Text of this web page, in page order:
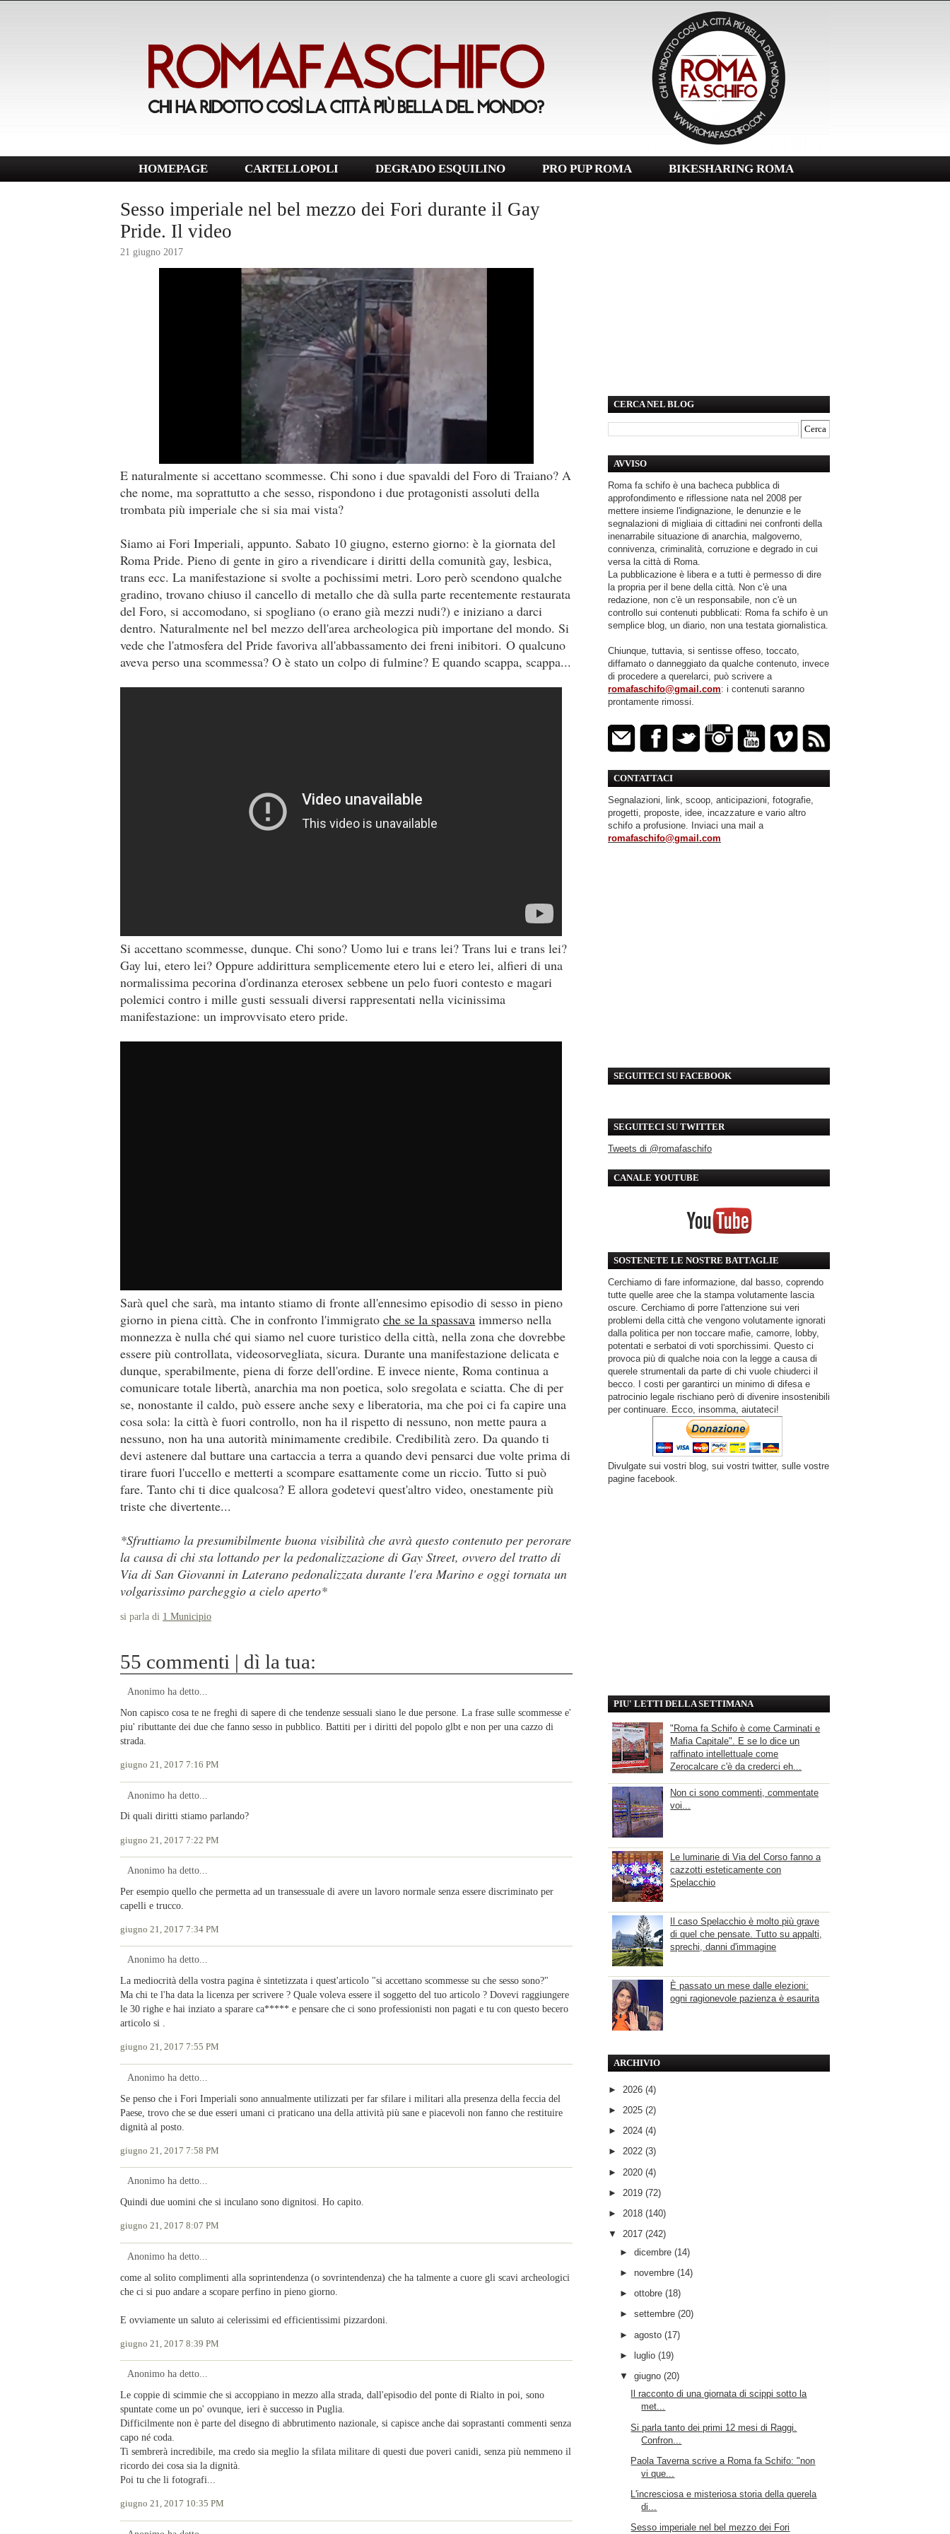
HOMEPAGE CARTELLOPOLI DEGRADO ESQUILINO PRO PUP ROMA BIKESHARING ROMA
Sesso imperiale nel bel mezzo dei Fori durante il Gay
Pride. Il video
21 giugno 2017
E naturalmente si accettano scommesse. Chi sono i due spavaldi del Foro di Traiano? A
che nome, ma soprattutto a che sesso, rispondono i due protagonisti assoluti della
trombata più imperiale che si sia mai vista?
Siamo ai Fori Imperiali, appunto. Sabato 10 giugno, esterno giorno: è la giornata del
Roma Pride. Pieno di gente in giro a rivendicare i diritti della comunità gay, lesbica,
trans ecc. La manifestazione si svolte a pochissimi metri. Loro però scendono qualche
gradino, trovano chiuso il cancello di metallo che dà sulla parte recentemente restaurata
del Foro, si accomodano, si spogliano (o erano già mezzi nudi?) e iniziano a darci
dentro. Naturalmente nel bel mezzo dell'area archeologica più importane del mondo. Si
vede che l'atmosfera del Pride favoriva all'abbassamento dei freni inibitori. O qualcuno
aveva perso una scommessa? O è stato un colpo di fulmine? E quando scappa, scappa...
Si accettano scommesse, dunque. Chi sono? Uomo lui e trans lei? Trans lui e trans lei?
Gay lui, etero lei? Oppure addirittura semplicemente etero lui e etero lei, alfieri di una
normalissima pecorina d'ordinanza eterosex sebbene un pelo fuori contesto e magari
polemici contro i mille gusti sessuali diversi rappresentati nella vicinissima
manifestazione: un improvvisato etero pride.
Sarà quel che sarà, ma intanto stiamo di fronte all'ennesimo episodio di sesso in pieno
giorno in piena città. Che in confronto l'immigrato che se la spassava immerso nella
monnezza è nulla ché qui siamo nel cuore turistico della città, nella zona che dovrebbe
essere più controllata, videosorvegliata, sicura. Durante una manifestazione delicata e
dunque, sperabilmente, piena di forze dell'ordine. E invece niente, Roma continua a
comunicare totale libertà, anarchia ma non poetica, solo sregolata e sciatta. Che di per
se, nonostante il caldo, può essere anche sexy e liberatoria, ma che poi ci fa capire una
cosa sola: la città è fuori controllo, non ha il rispetto di nessuno, non mette paura a
nessuno, non ha una autorità minimamente credibile. Credibilità zero. Da quando ti
devi astenere dal buttare una cartaccia a terra a quando devi pensarci due volte prima di
tirare fuori l'uccello e metterti a scompare esattamente come un riccio. Tutto si può
fare. Tanto chi ti dice qualcosa? E allora godetevi quest'altro video, onestamente più
triste che divertente...
*Sfruttiamo la presumibilmente buona visibilità che avrà questo contenuto per perorare
la causa di chi sta lottando per la pedonalizzazione di Gay Street, ovvero del tratto di
Via di San Giovanni in Laterano pedonalizzata durante l'era Marino e oggi tornata un
volgarissimo parcheggio a cielo aperto*
si parla di 1 Municipio
55 commenti | dì la tua:
Anonimo ha detto...
Non capisco cosa te ne freghi di sapere di che tendenze sessuali siano le due persone. La frase sulle scommesse e'
piu' ributtante dei due che fanno sesso in pubblico. Battiti per i diritti del popolo glbt e non per una cazzo di
strada.
giugno 21, 2017 7:16 PM
Anonimo ha detto...
Di quali diritti stiamo parlando?
giugno 21, 2017 7:22 PM
Anonimo ha detto...
Per esempio quello che permetta ad un transessuale di avere un lavoro normale senza essere discriminato per
capelli e trucco.
giugno 21, 2017 7:34 PM
Anonimo ha detto...
La mediocrità della vostra pagina è sintetizzata i quest'articolo "si accettano scommesse su che sesso sono?"
Ma chi te l'ha data la licenza per scrivere ? Quale voleva essere il soggetto del tuo articolo ? Dovevi raggiungere
le 30 righe e hai inziato a sparare ca***** e pensare che ci sono professionisti non pagati e tu con questo becero
articolo si .
giugno 21, 2017 7:55 PM
Anonimo ha detto...
Se penso che i Fori Imperiali sono annualmente utilizzati per far sfilare i militari alla presenza della feccia del
Paese, trovo che se due esseri umani ci praticano una della attività più sane e piacevoli non fanno che restituire
dignità al posto.
giugno 21, 2017 7:58 PM
Anonimo ha detto...
Quindi due uomini che si inculano sono dignitosi. Ho capito.
giugno 21, 2017 8:07 PM
Anonimo ha detto...
come al solito complimenti alla soprintendenza (o sovrintendenza) che ha talmente a cuore gli scavi archeologici
che ci si puo andare a scopare perfino in pieno giorno.
E ovviamente un saluto ai celerissimi ed efficientissimi pizzardoni.
giugno 21, 2017 8:39 PM
Anonimo ha detto...
Le coppie di scimmie che si accoppiano in mezzo alla strada, dall'episodio del ponte di Rialto in poi, sono
spuntate come un po' ovunque, ieri è successo in Puglia.
Difficilmente non è parte del disegno di abbrutimento nazionale, si capisce anche dai soprastanti commenti senza
capo né coda.
Ti sembrerà incredibile, ma credo sia meglio la sfilata militare di questi due poveri canidi, senza più nemmeno il
ricordo dei cosa sia la dignità.
Poi tu che li fotografi...
giugno 21, 2017 10:35 PM
CERCA NEL BLOG
AVVISO
Roma fa schifo è una bacheca pubblica di
approfondimento e riflessione nata nel 2008 per
mettere insieme l'indignazione, le denunzie e le
segnalazioni di migliaia di cittadini nei confronti della
inenarrabile situazione di anarchia, malgoverno,
connivenza, criminalità, corruzione e degrado in cui
versa la città di Roma.
La pubblicazione è libera e a tutti è permesso di dire
la propria per il bene della città. Non c'è una
redazione, non c'è un responsabile, non c'è un
controllo sui contenuti pubblicati: Roma fa schifo è un
semplice blog, un diario, non una testata giornalistica.
Chiunque, tuttavia, si sentisse offeso, toccato,
diffamato o danneggiato da qualche contenuto, invece
di procedere a querelarci, può scrivere a
romafaschifo@gmail.com: i contenuti saranno
prontamente rimossi.
CONTATTACI
Segnalazioni, link, scoop, anticipazioni, fotografie,
progetti, proposte, idee, incazzature e vario altro
schifo a profusione. Inviaci una mail a
romafaschifo@gmail.com
SEGUITECI SU FACEBOOK
SEGUITECI SU TWITTER
Tweets di @romafaschifo
CANALE YOUTUBE
SOSTENETE LE NOSTRE BATTAGLIE
Cerchiamo di fare informazione, dal basso, coprendo
tutte quelle aree che la stampa volutamente lascia
oscure. Cerchiamo di porre l'attenzione sui veri
problemi della città che vengono volutamente ignorati
dalla politica per non toccare mafie, camorre, lobby,
potentati e serbatoi di voti sporchissimi. Questo ci
provoca più di qualche noia con la legge a causa di
querele strumentali da parte di chi vuole chiuderci il
becco. I costi per garantirci un minimo di difesa e
patrocinio legale rischiano però di divenire insostenibili
per continuare. Ecco, insomma, aiutateci!
Divulgate sui vostri blog, sui vostri twitter, sulle vostre
pagine facebook.
PIU' LETTI DELLA SETTIMANA
"Roma fa Schifo è come Carminati e
Mafia Capitale". E se lo dice un
raffinato intellettuale come
Zerocalcare c'è da crederci eh...
Non ci sono commenti, commentate
voi...
Le luminarie di Via del Corso fanno a
cazzotti esteticamente con
Spelacchio
Il caso Spelacchio è molto più grave
di quel che pensate. Tutto su appalti,
sprechi, danni d'immagine
È passato un mese dalle elezioni:
ogni ragionevole pazienza è esaurita
ARCHIVIO
► 2026 (4)
► 2025 (2)
► 2024 (4)
► 2022 (3)
► 2020 (4)
► 2019 (72)
► 2018 (140)
▼ 2017 (242)
► dicembre (14)
► novembre (14)
► ottobre (18)
► settembre (20)
► agosto (17)
►
luglio (19)
▼ giugno (20)
Il racconto di una giornata di scippi sotto la
met...
Si parla tanto dei primi 12 mesi di Raggi.
Confron...
Paola Taverna scrive a Roma fa Schifo: "non
vi que...
L'incresciosa e misteriosa storia della querela
di...
Sesso imperiale nel bel mezzo dei Fori